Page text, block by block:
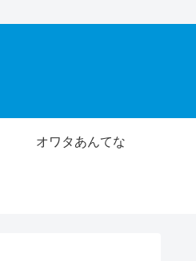
オワタあんてな